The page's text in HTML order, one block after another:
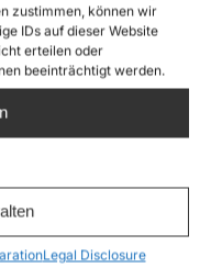
zustimmen, können wir
IDs auf dieser Website
erteilen oder
beeinträchtigt werden.
Legal Disclosure
”Sea-Watch”
the
2015
barely see
of a boat’s
before it
we can see